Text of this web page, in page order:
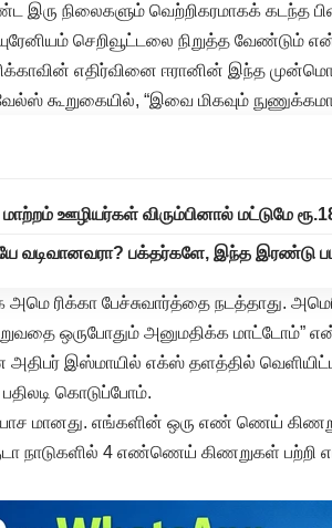
இரு நிலைகளும் வெற்றிகரமாகக் கடந்த
யுரேனியம் செறிவூட்டலை நிறுத்த
எதிர்வினை ஈரானின் இந்த
கூறுகையில், “இவை மிகவும்
மாற்றம் ஊழியர்கள் விரும்பினால் மட்டுமே
வடிவானவரா? பக்தர்களே, இந்த இரண்டு
அமெ ரிக்கா பேச்சுவார்த்தை நடத்தாது.
ஒருபோதும் அனுமதிக்க மாட்டோம்”
இஸ்மாயில் எக்ஸ் தளத்தில் வெளியிட்ட
கொடுப்போம்.
மானது. எங்களின் ஒரு எண் ணெய் கிணறு
நாடுகளில் 4 எண்ணெய் கிணறுகள் பற்றி